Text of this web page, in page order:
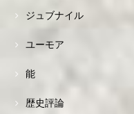
ジュブナイル
ユーモア
能
歴史評論